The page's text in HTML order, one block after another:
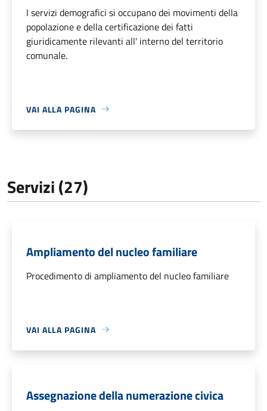
I servizi demografici si occupano dei movimenti della
popolazione e della certificazione dei fatti
giuridicamente rilevanti all' interno del territorio
comunale.
VAI ALLA PAGINA
Servizi (27)
Ampliamento del nucleo familiare
Procedimento di ampliamento del nucleo familiare
VAI ALLA PAGINA
Assegnazione della numerazione civica